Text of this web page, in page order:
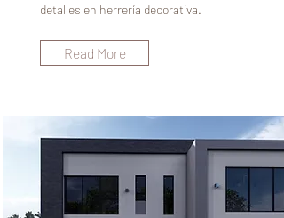
detalles en herrería decorativa.
Read More